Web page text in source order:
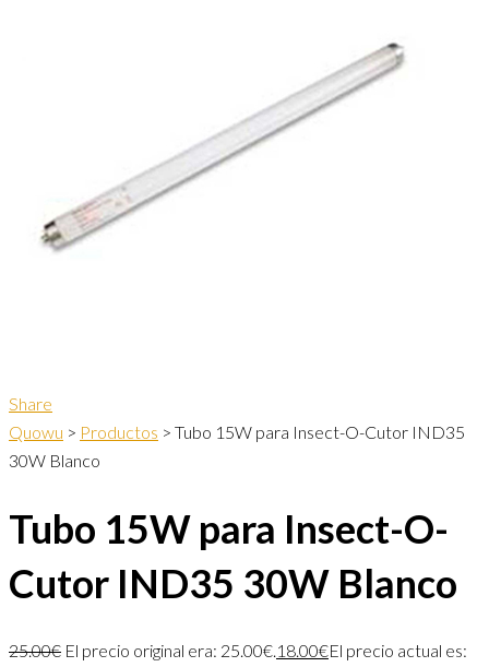
Share
Quowu > Productos > Tubo 15W para Insect-O-Cutor IND35
30W Blanco
Tubo 15W para Insect-O-
Cutor IND35 30W Blanco
25.00€ El precio original era: 25.00€.18.00€El precio actual es: